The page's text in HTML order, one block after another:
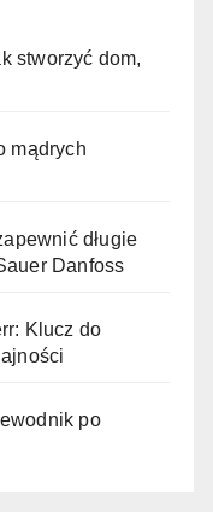
stworzyć dom,
mądrych
długie
Danfoss
Klucz do
po